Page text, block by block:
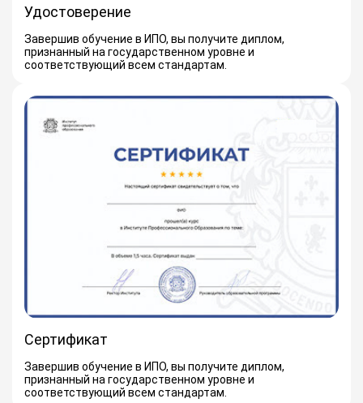
Удостоверение
Завершив обучение в ИПО, вы получите диплом,
признанный на государственном уровне и
соответствующий всем стандартам.
Сертификат
Завершив обучение в ИПО, вы получите диплом,
признанный на государственном уровне и
соответствующий всем стандартам.